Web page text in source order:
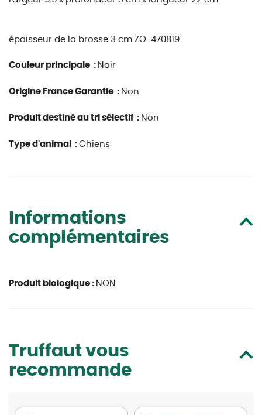
épaisseur de la brosse 3 cm ZO-470819
Couleur principale : Noir
Origine France Garantie : Non
Produit destiné au tri sélectif : Non
Type d'animal : Chiens
Informations
complémentaires
Produit biologique : NON
Truffaut vous
recommande